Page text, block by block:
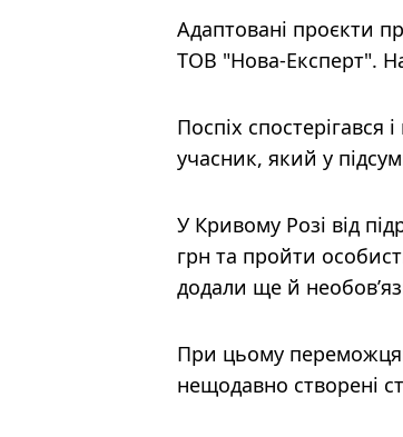
Адаптовані проєкти
ТОВ "Нова-Експерт".
Поспіх
учасник, який у
У Кривому Розі від
грн та пройти
додали ще й
При цьому
нещодавно створені